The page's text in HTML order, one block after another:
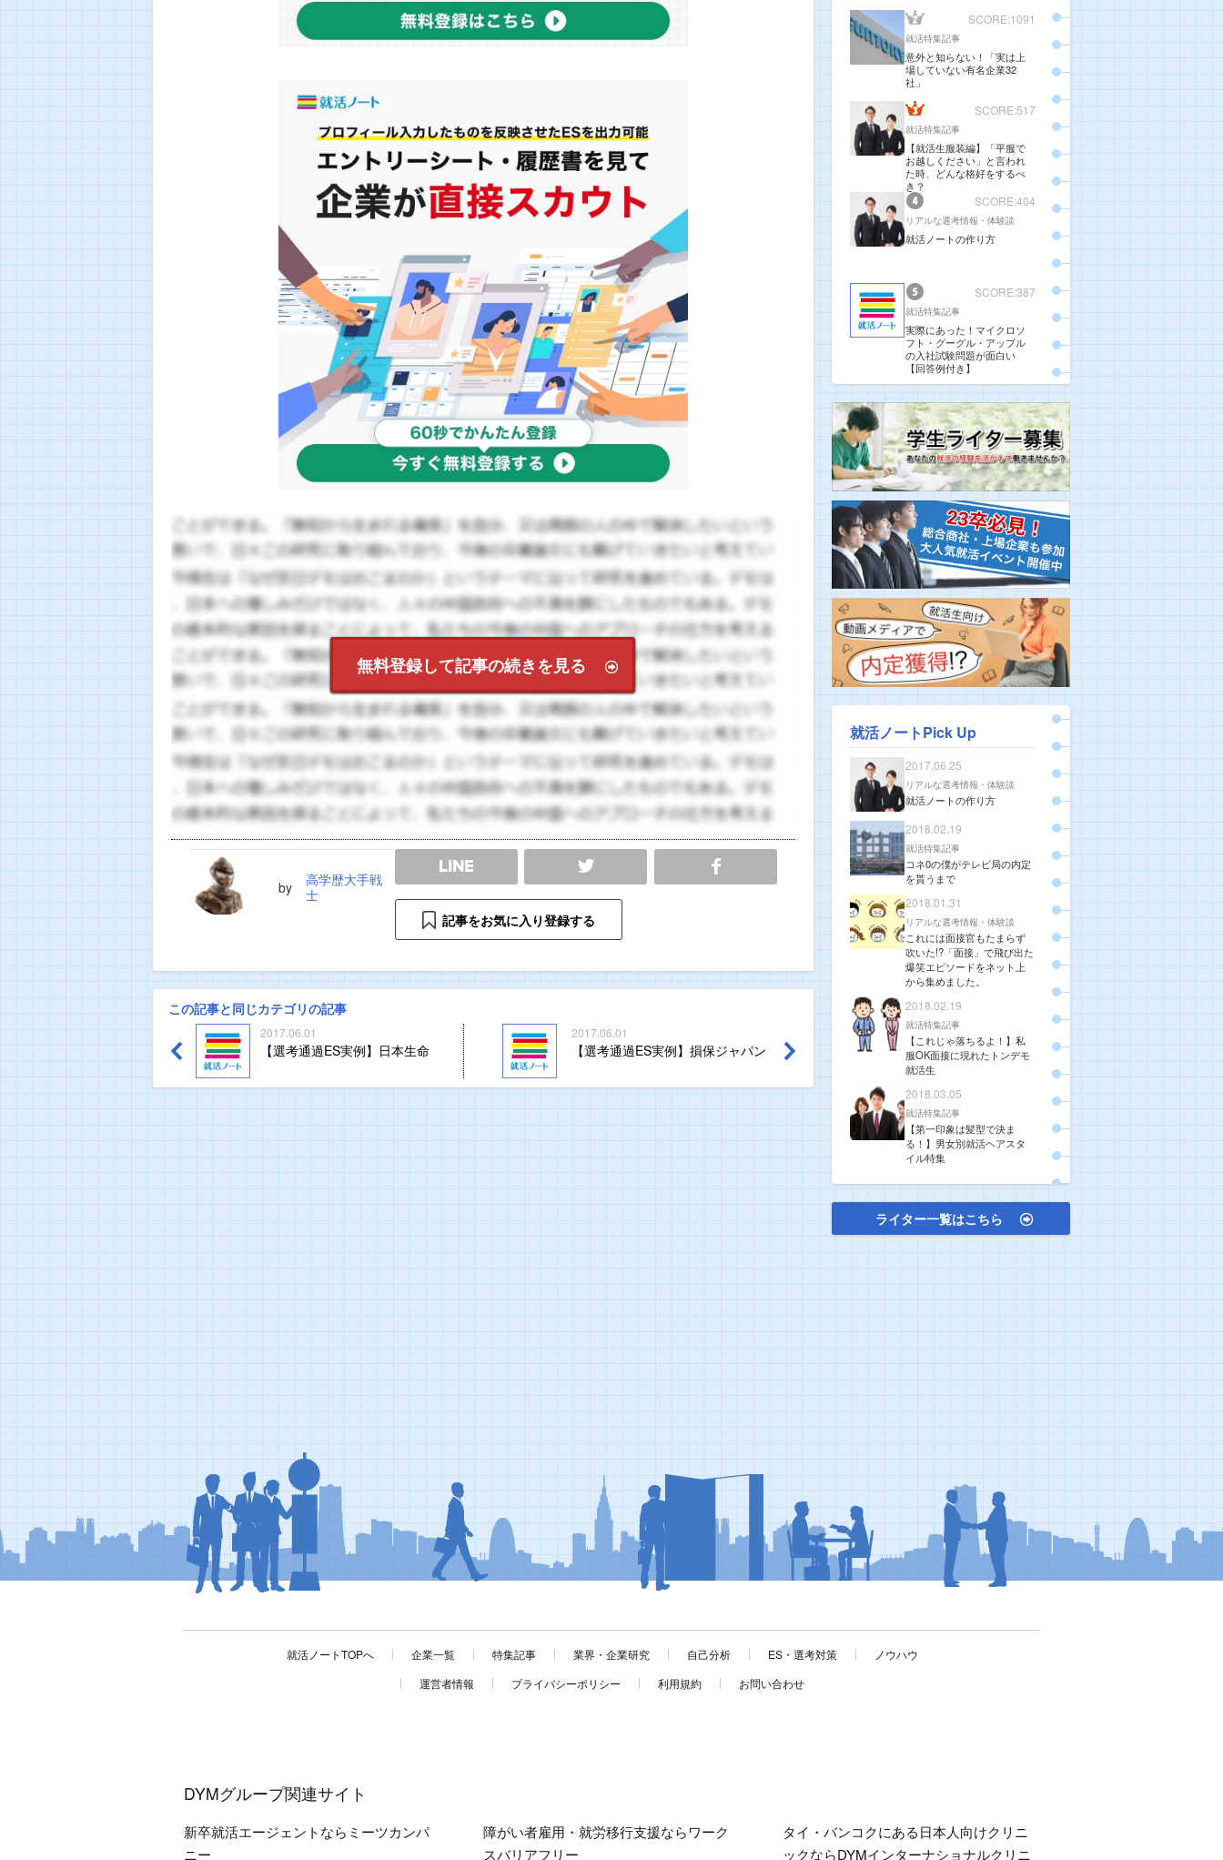
無料登録して記事の続きを見る
by
高学歴大手戦
士
LINE SHARE
記事をお気に入り登録する
この記事と同じカテゴリの記事
2017.06.01
【選考通過ES実例】日本生命
2017.06.01
【選考通過ES実例】損保ジャパン
SCORE:1091
就活特集記事
意外と知らない！「実は上
場していない有名企業32
社」
SCORE:517
就活特集記事
【就活生服装編】「平服で
お越しください」と言われ
た時、どんな格好をするべ
き？
SCORE:404
リアルな選考情報・体験談
就活ノートの作り方
SCORE:387
就活特集記事
実際にあった！マイクロソ
フト・グーグル・アップル
の入社試験問題が面白い
【回答例付き】
就活ノートPick Up
2017.06.25
リアルな選考情報・体験談
就活ノートの作り方
2018.02.19
就活特集記事
コネ0の僕がテレビ局の内定
を貰うまで
2018.01.31
リアルな選考情報・体験談
これには面接官もたまらず
吹いた!?「面接」で飛び出た
爆笑エピソードをネット上
から集めました。
2018.02.19
就活特集記事
【これじゃ落ちるよ！】私
服OK面接に現れたトンデモ
就活生
2018.03.05
就活特集記事
【第一印象は髪型で決ま
る！】男女別就活ヘアスタ
イル特集
ライター一覧はこちら
就活ノートTOPへ 企業一覧 特集記事 業界・企業研究 自己分析 ES・選考対策
ノウハウ
運営者情報
プライバシーポリシー 利用規約 お問い合わせ
DYMグループ関連サイト
新卒就活エージェントならミーツカンパ
ニー
障がい者雇用・就労移行支援ならワーク
スバリアフリー
タイ・バンコクにある日本人向けクリニ
ックならDYMインターナショナルクリニ